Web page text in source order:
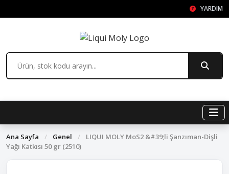
YARDIM
Ana Sayfa / Genel /
LIQUI MOLY MoS2 &#39;li Şanzıman-Dişli
Yağı Katkısı 50 gr (2510)